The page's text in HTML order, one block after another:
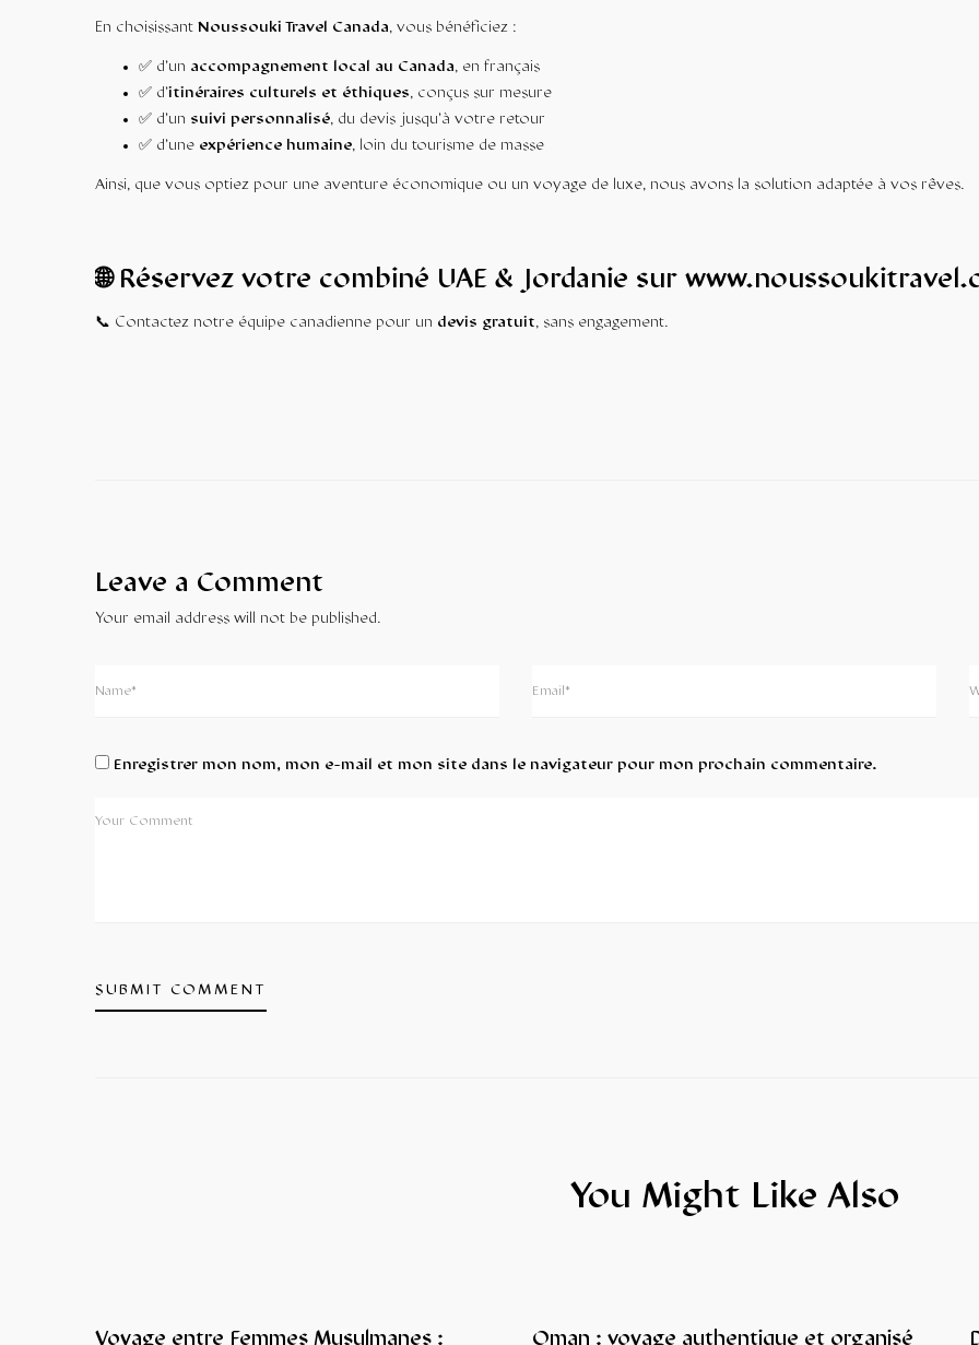
En choisissant Noussouki Travel Canada, vous bénéficiez :
✅ d’un accompagnement local au Canada, en français
✅ d’itinéraires culturels et éthiques, conçus sur mesure
✅ d’un suivi personnalisé, du devis jusqu’à votre retour
✅ d’une expérience humaine, loin du tourisme de masse
Ainsi, que vous optiez pour une aventure économique ou un voyage de luxe, nous avons la solution adaptée à vos rêves.
🌐 Réservez votre combiné UAE & Jordanie sur
📞 Contactez notre équipe canadienne pour un devis gratuit, sans engagement.
Leave a Comment
Your email address will not be published.
Enregistrer mon nom, mon e-mail et mon site dans le navigateur pour mon prochain commentaire.
You Might Like Also
Voyage entre Femmes Musulmanes : Oman : voyage authentique et organisé